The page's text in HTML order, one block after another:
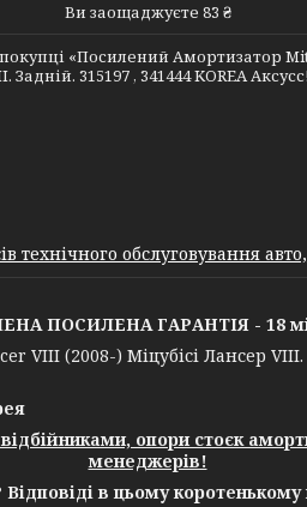
Ви заощаджуєте 83 ₴
«Посилений Амортизатор
Задній. 315197 , 341444 KOREA
технічного обслуговування
ПОСИЛЕНА ГАРАНТІЯ - 18
(2008-) Міцубісі Лансер
опори стоєк
менеджерів!
в цьому коротенькому